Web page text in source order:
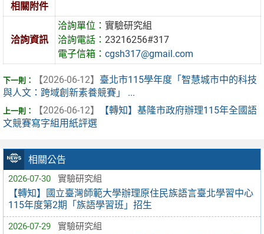
相關公告
2026-07-30 實驗研究組
【轉知】國立臺灣師範大學辦理原住民族語言臺北學習中心
115年度第2期「族語學習班」招生
2026-07-29 實驗研究組
相關附件
洽詢資訊
洽詢單位：實驗研究組
洽詢電話：23216256#317
電子信箱：cgsh317@gmail.com
【2026-06-12】 臺北市115學年度「智慧城市中的科技
與人文：跨域創新素養競賽」 ...
【2026-06-12】
【轉知】基隆市政府辦理115年全國語
文競賽寫字組用紙評選